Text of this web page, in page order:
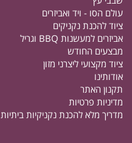
עולם הסו - ויד ואביזרים
ציוד להכנת נקניקים
אביזרים למעשנות BBQ וגריל
מבצעים החודש
ציוד מקצועי ליצרני מזון
אודותינו
תקנון האתר
מדיניות פרטיות
מדריך מלא להכנת נקניקיות ביתיות